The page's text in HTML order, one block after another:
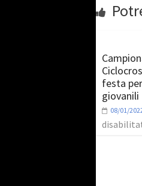
festa
giovanili
08/01/